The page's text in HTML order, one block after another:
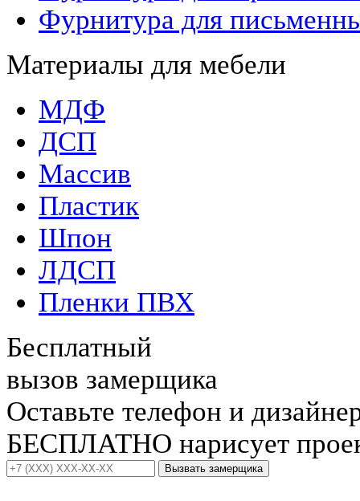
Фурнитура для
Материалы для мебели
МДФ
ДСП
Массив
Пластик
Шпон
ЛДСП
Пленки ПВХ
Бесплатный
вызов замерщика
Оставьте телефон и
БЕСПЛАТНО нарисует
Вызвать замерщика